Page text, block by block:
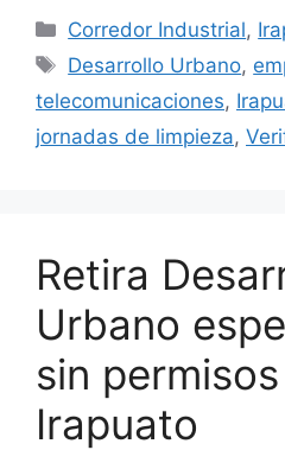
Categorías
Corredor Industrial,
Etiquetas
Desarrollo Urbano,
telecomunicaciones,
jornadas de limpieza,
Retira
Urbano
sin
Irapuato